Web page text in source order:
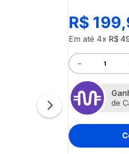
R$ 199,
Em até 4x R$
－
de